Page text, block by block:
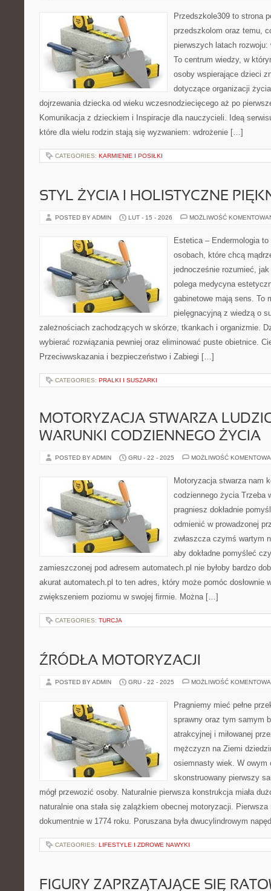
Przedszkole309 to strona
przedszkolom oraz temu,
pierwszych latach
To centrum wiedzy, w
osoby wspierające dzieci
dotyczące organizacji
dojrzewania dziecka od wieku wczesnodziecięcego aż po
Komunikacja z dzieckiem i Inspiracje dla nauczycieli. Ideą
które dla wielu rodzin stają się wyzwaniem: wdrożenie […]
CATEGORIES: KARMIENIE I POSIŁKI
STYL ŻYCIA I HOLISTYCZNE
POSTED BY ADMIN LUT - 15 - 2026 MOŻLIWOŚĆ
Estetica – Endermologia
osobach, które chcą
jednocześnie rozumieć,
polega medycyna
gabinetowe mają sens. To
pielęgnacyjną z wiedzą o
zależnościach zachodzących w skórze, tkankach i organizmie.
wybierać rozwiązania pewniej oraz eliminować puste obietnice.
Przeciwwskazania i bezpieczeństwo i Zabiegi […]
CATEGORIES: PRALKI I SUSZARKI
MOTORYZACJA STWARZA
WARUNKI CODZIENNEGO ŻYCIA
POSTED BY ADMIN GRU - 22 - 2025 MOŻLIWOŚĆ
Motoryzacja stwarza nam
codziennego życia Trzeba
pragniesz dokładnie
odmienić w prowadzonej
zwłaszcza czymś wartym
aby dokładne pomyśleć
zamieszczonej pod adresem automatech.pl nie byłoby bardzo
akurat automatech.pl to ten adres, który może pomóc dosłownie
zwiększeniem poziomu w swojej firmie. Można […]
CATEGORIES: TURCJA
ŹRÓDŁA MOTORYZACJI
POSTED BY ADMIN GRU - 22 - 2025 MOŻLIWOŚĆ
Pragniemy mieć pełne
sprawny oraz tym samym
atrakcyjnej i miłowanej
mężczyzn na Ziemi
osiemnasty wiek. W owym
skonstruowany pierwszy
mógł przewozić osoby. Naturalnie pierwsza konstrukcja miała
naturalnie ona stała się zalążkiem obecnej motoryzacji. Pierwsza
dokumentnie w 1774 roku. Poruszana była dwucylindrowym
CATEGORIES: LIFESTYLE I ZDROWE NAWYKI
FIGURY ZAPRZĄTAJĄCE SIĘ